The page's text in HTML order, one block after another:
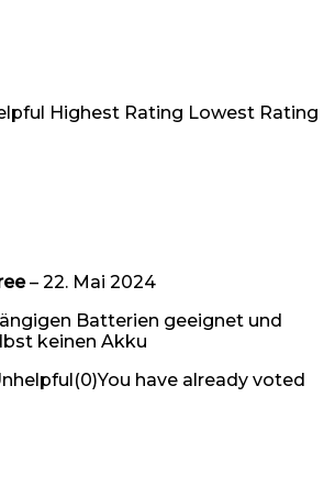
Highest Rating Lowest Rating
– 22. Mai 2024
Batterien geeignet und
keinen Akku
(0)You have already voted